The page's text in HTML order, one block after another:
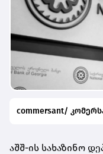
commersant/
აშშ-ის სახაზინო